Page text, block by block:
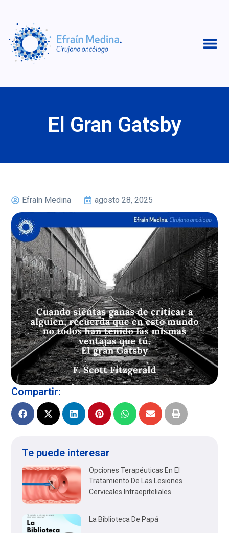
El Gran Gatsby
Efraín Medina agosto 28, 2025
Compartir:
Te puede interesar
Opciones Terapéuticas En El
Tratamiento De Las Lesiones
Cervicales Intraepiteliales
La Biblioteca De Papá